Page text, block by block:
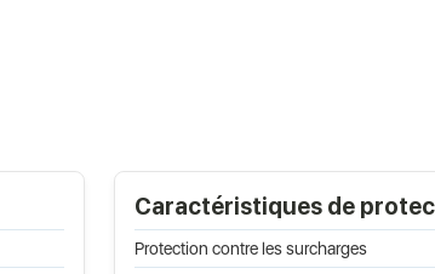
Caractéristiques de
Protection contre les surcharges